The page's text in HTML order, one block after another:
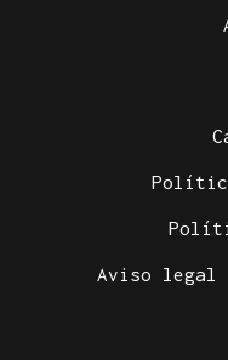
Aviso legal